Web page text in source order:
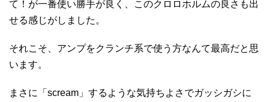
て！が一番使い勝手が良く、このクロロホルムの良さも出
せる感じがしました。
それこそ、アンプをクランチ系で使う方なんて最高だと思
います。
まさに「scream」するような気持ちよさでガッシガシに